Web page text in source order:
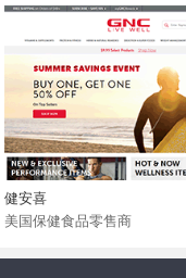
健安喜
美国保健食品零售商